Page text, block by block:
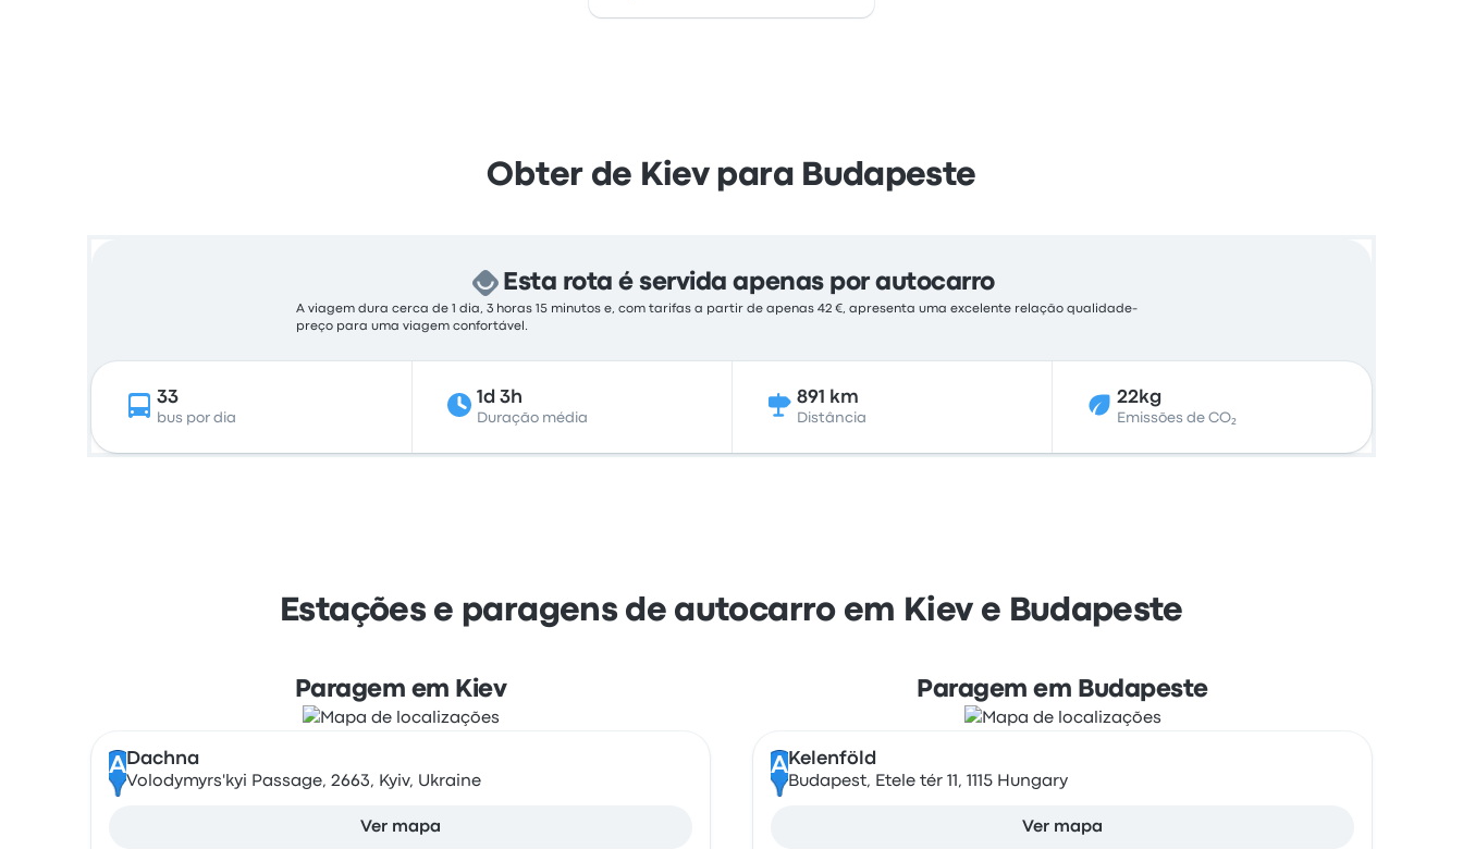
Obter de Kiev para Budapeste
Esta rota é servida apenas por autocarro
A viagem dura cerca de 1 dia, 3 horas 15 minutos e, com tarifas a partir de apenas 42 €, apresenta uma excelente relação qualidade-
preço para uma viagem confortável.
33
bus por dia
1d 3h
Duração média
891 km
Distância
22kg
Emissões de CO₂
Estações e paragens de autocarro em Kiev e Budapeste
Paragem em Kiev
A Dachna
Volodymyrs'kyi Passage, 2663, Kyiv, Ukraine
Ver mapa
Paragem em Budapeste
A Kelenföld
Budapest, Etele tér 11, 1115 Hungary
Ver mapa